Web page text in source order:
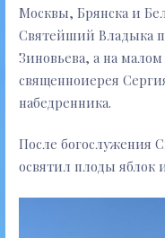
Москвы, Брянска и
Святейший Владыка
Зиновьева, а на малом
священноиерея
набедренника.
После богослужения
освятил плоды яблок